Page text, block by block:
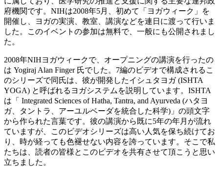
府機関です。NIHは2008年5月、初めて「ヨガウィーク」を
開催し、ヨガの実演、教室、講演などを連日に渡って行いま
した。このイベントの参加は無料で、一般にも公開されまし
た。
2008年NIHヨガウィークで、オープニングの講演を行ったの
は Yogiraj Alan Finger 氏でした。7編のビデオで構成されるこ
のシリーズで同氏は、彼が開発したイシュタヨガ (ISHTA
YOGA) と呼ばれるヨガシステムを説明しています。ISHTA
は「 Integrated Sciences of Hatha, Tantra, and Ayurveda (ハタヨ
ガ、タントラ、アーユルベーダを統合した科学)」の頭文字
から作られた言葉です。彼の講演から既に5年の年月が流れ
ていますが、このビデオシリーズは高い人気を保ち続けてお
り、時が経っても色褪せない内容を誇っています。そこで私
たちは、読者の皆様とこのビデオを共有させて頂こうと思い
立ちました。